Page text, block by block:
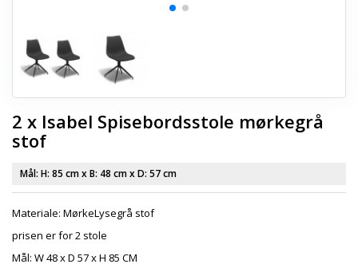
2 x Isabel Spisebordsstole mørkegrå
stof
Mål: H: 85 cmx B: 48 cmx D: 57 cm
Materiale: MørkeLysegrå stof
prisen er for 2 stole
Mål: W 48 x D 57 x H 85 CM